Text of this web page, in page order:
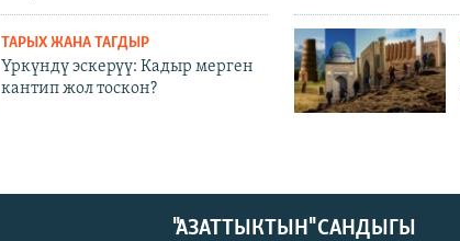
ТАРЫХ ЖАНА ТАГДЫР
Үркүндү эскерүү: Кадыр мерген
кантип жол тоскон?
"АЗАТТЫКТЫН" САНДЫГЫ